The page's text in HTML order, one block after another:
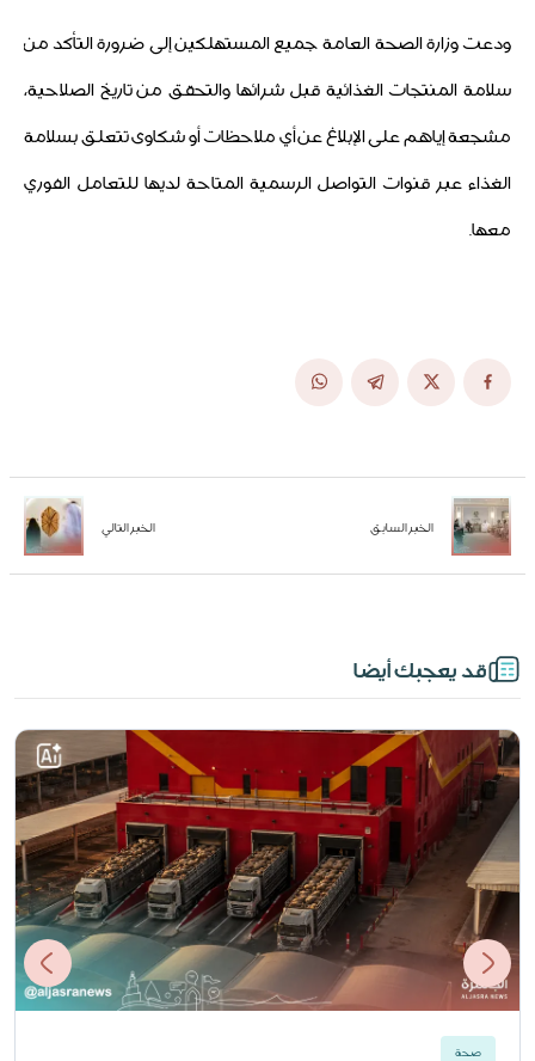
ودعت وزارة الصحة العامة جميع المستهلكين إلى ضرورة التأكد من
سلامة المنتجات الغذائية قبل شرائها والتحقق من تاريخ الصلاحية،
مشجعة إياهم على الإبلاغ عن أي ملاحظات أو شكاوى تتعلق بسلامة
الغذاء عبر قنوات التواصل الرسمية المتاحة لديها للتعامل الفوري
معها.
الخبر السابق الخبر التالي
قد يعجبك أيضا
صحة